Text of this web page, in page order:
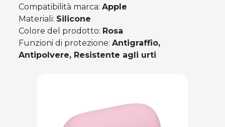
Compatibilità marca:Apple
Materiali: Silicone
Colore del prodotto: Rosa
Funzioni di protezione:Antigraffio,
Antipolvere, Resistente agli urti